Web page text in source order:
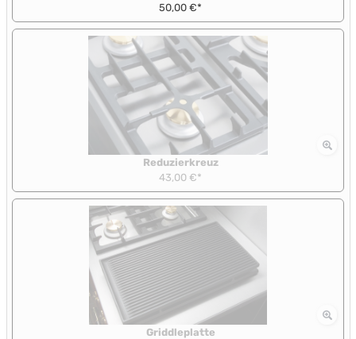
50,00 €*
Reduzierkreuz
43,00 €*
Griddleplatte